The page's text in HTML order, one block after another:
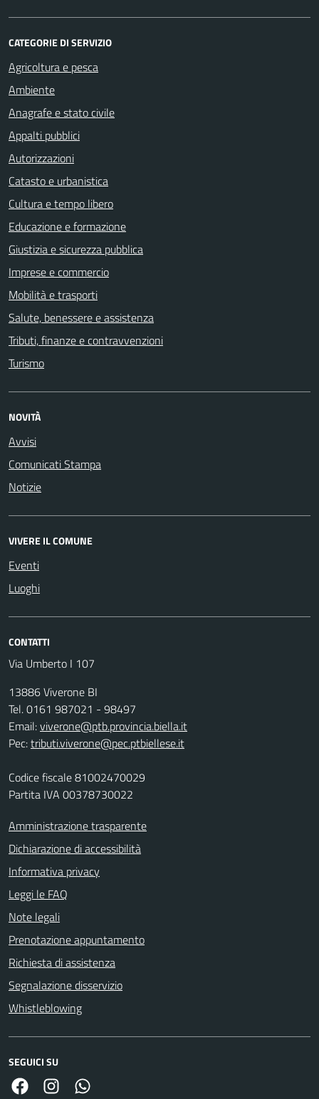
CATEGORIE DI SERVIZIO
Agricoltura e pesca
Ambiente
Anagrafe e stato civile
Appalti pubblici
Autorizzazioni
Catasto e urbanistica
Cultura e tempo libero
Educazione e formazione
Giustizia e sicurezza pubblica
Imprese e commercio
Mobilità e trasporti
Salute, benessere e assistenza
Tributi, finanze e contravvenzioni
Turismo
NOVITÀ
Avvisi
Comunicati Stampa
Notizie
VIVERE IL COMUNE
Eventi
Luoghi
CONTATTI
Via Umberto I 107
13886 Viverone BI
Tel. 0161 987021 - 98497
Email:viverone@ptb.provincia.biella.it
Pec:tributi.viverone@pec.ptbiellese.it
Codice fiscale 81002470029
Partita IVA 00378730022
Amministrazione trasparente
Dichiarazione di accessibilità
Informativa privacy
Leggi le FAQ
Note legali
Prenotazione appuntamento
Richiesta di assistenza
Segnalazione disservizio
Whistleblowing
SEGUICI SU
Facebook Link Instagram